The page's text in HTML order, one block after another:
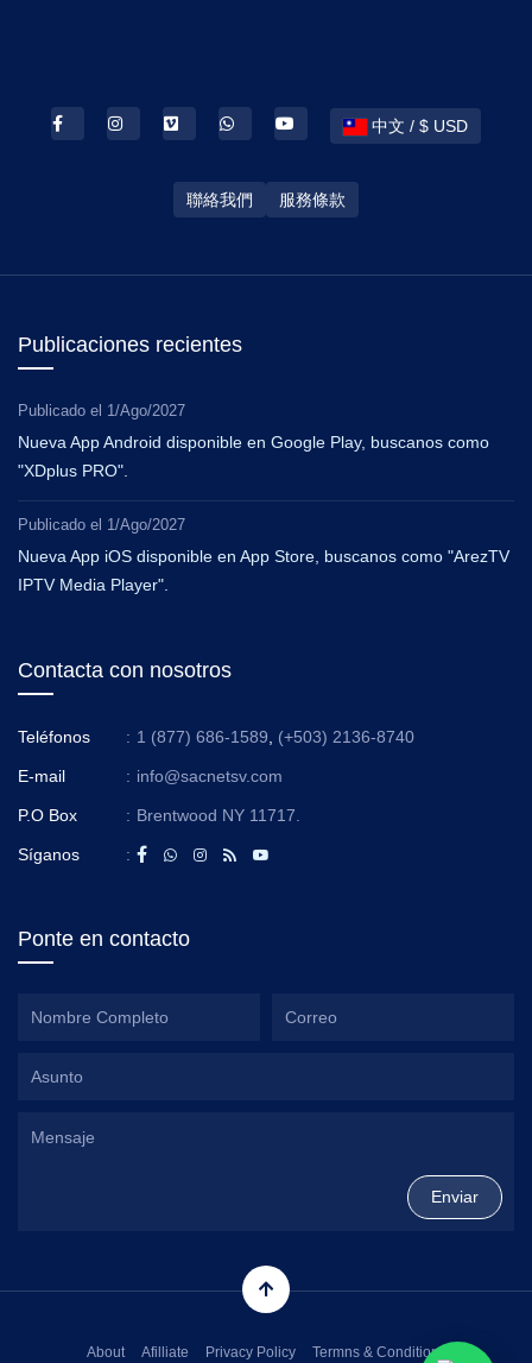
中文 / $ USD
聯絡我們 服務條款
Publicaciones recientes
Publicado el 1/Ago/2027
Nueva App Android disponible en Google Play, buscanos como
"XDplus PRO".
Publicado el 1/Ago/2027
Nueva App iOS disponible en App Store, buscanos como "ArezTV
IPTV Media Player".
Contacta con nosotros
Teléfonos : 1 (877) 686-1589 (+503) 2136-8740
E-mail : info@sacnetsv.com
P.O Box : Brentwood NY 11717.
Síganos :
Ponte en contacto
About Afilliate Privacy Policy Termns & Conditions